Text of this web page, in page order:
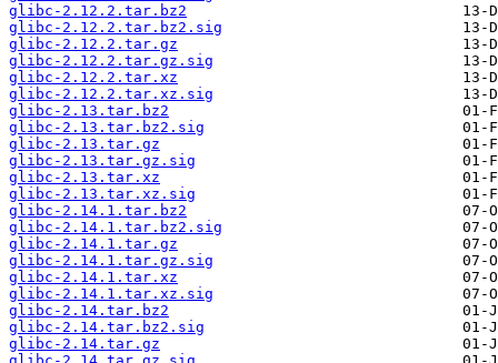
glibc-2.12.2.tar.bz2
glibc-2.12.2.tar.bz2.sig
glibc-2.12.2.tar.gz
glibc-2.12.2.tar.gz.sig
glibc-2.12.2.tar.xz
glibc-2.12.2.tar.xz.sig
glibc-2.13.tar.bz2
glibc-2.13.tar.bz2.sig
glibc-2.13.tar.gz
glibc-2.13.tar.gz.sig
glibc-2.13.tar.xz
glibc-2.13.tar.xz.sig
glibc-2.14.1.tar.bz2
glibc-2.14.1.tar.bz2.sig
glibc-2.14.1.tar.gz
glibc-2.14.1.tar.gz.sig
glibc-2.14.1.tar.xz
glibc-2.14.1.tar.xz.sig
glibc-2.14.tar.bz2
glibc-2.14.tar.bz2.sig
glibc-2.14.tar.gz